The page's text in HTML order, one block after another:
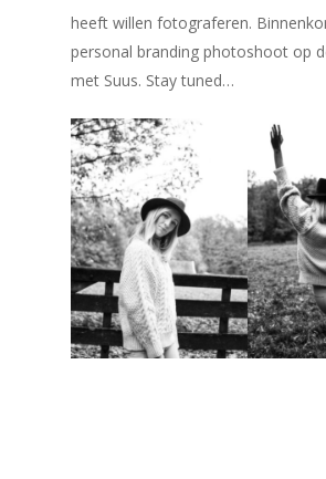
heeft willen fotograferen.
personal branding photoshoot op
met Suus. Stay tuned…